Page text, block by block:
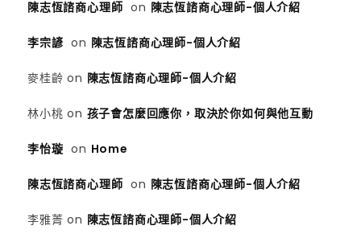
陳志恆諮商心理師 on 陳志恆諮商心理師-個人介紹
李宗諺 on 陳志恆諮商心理師-個人介紹
麥桂齡 on 陳志恆諮商心理師-個人介紹
林小桃 on 孩子會怎麼回應你，取決於你如何與他互動
李怡璇 on Home
陳志恆諮商心理師 on 陳志恆諮商心理師-個人介紹
李雅菁 on 陳志恆諮商心理師-個人介紹